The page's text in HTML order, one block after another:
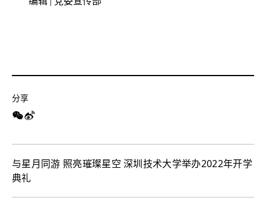
分享
与星月同游 照亮璀璨星空 深圳技术大学举办2022年开学
典礼